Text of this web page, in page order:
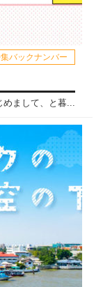
バックナンバー
めまして、と暮...